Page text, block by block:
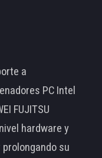
a
PC Intel
FUJITSU
hardware y
su